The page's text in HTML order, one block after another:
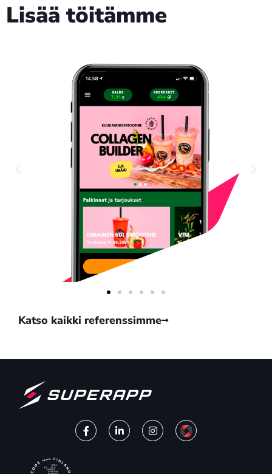
Lisää töitämme
Katso kaikki referenssimme